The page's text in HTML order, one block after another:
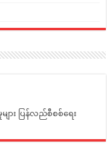
ျား ပြန်လည်စီစစ်ရေး